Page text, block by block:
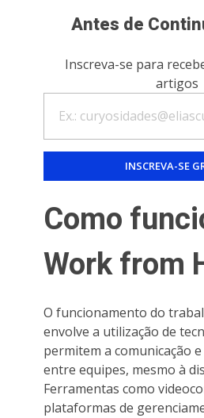
Antes de
Inscreva-se para
artigos
Como
Work from
O funcionamento do
envolve a utilização de
permitem a comunicação
entre equipes, mesmo à
Ferramentas como
plataformas de